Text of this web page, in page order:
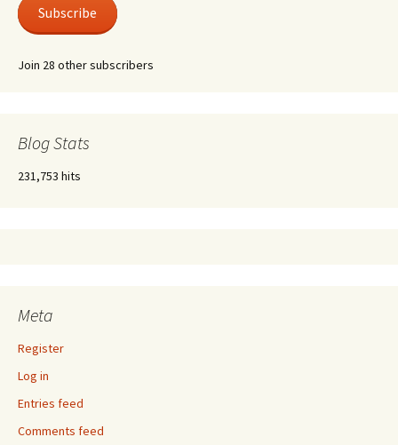
Subscribe
Join 28 other subscribers
Blog Stats
231,753 hits
Meta
Register
Log in
Entries feed
Comments feed